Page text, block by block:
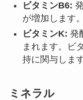
ビタミンB6:
が増加します。
ビタミンK: 発
まれます。ビ
持に関与します
ミネラル